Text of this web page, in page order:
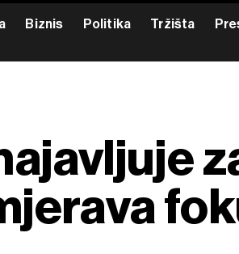
Biznis Politika Tržišta